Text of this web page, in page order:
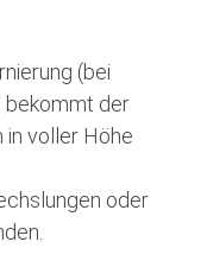
(bei
bekommt der
in voller Höhe
oder